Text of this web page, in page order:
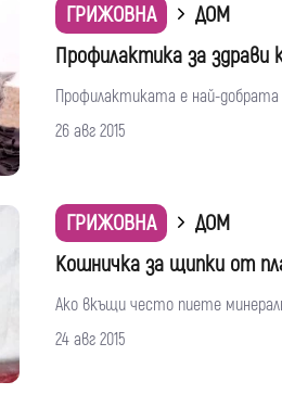
ГРИЖОВНА
ДОМ
Профилактика за здрави
Профилактиката е най-
26 авг 2015
ГРИЖОВНА
ДОМ
Кошничка за щипки от
Ако вкъщи често пиете
24 авг 2015